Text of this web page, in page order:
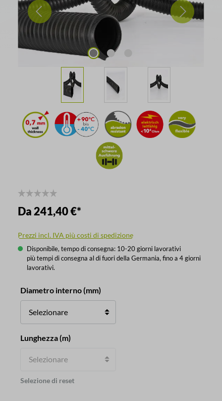
Da241,40 €*
Prezzi incl. IVA più costi di spedizione
Disponibile, tempo di consegna: 10-20 giorni lavorativi
più tempi di consegna al di fuori della Germania, fino a 4 giorni
lavorativi.
Seleziona
Diametro interno (mm)
Seleziona
Lunghezza (m)
Selezione di reset